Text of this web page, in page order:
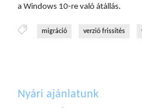
a Windows 10-re való átállás.
migráció verzió frissítés
Nyári ajánlatunk